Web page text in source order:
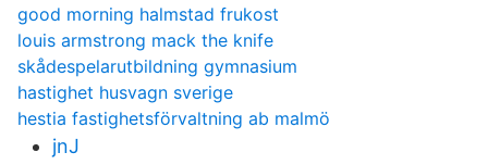
good morning halmstad frukost
louis armstrong mack the knife
skådespelarutbildning gymnasium
hastighet husvagn sverige
hestia fastighetsförvaltning ab malmö
jnJ